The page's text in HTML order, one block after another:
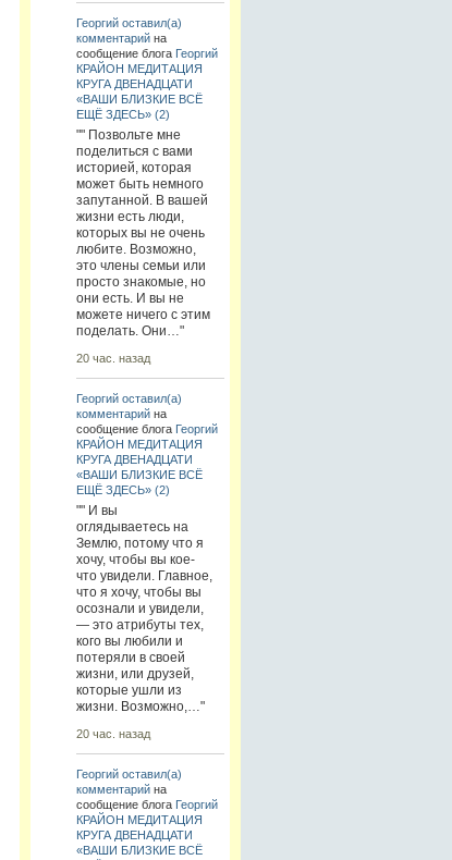
Георгий оставил(а)
комментарийна
сообщение блога Георгий
КРАЙОН МЕДИТАЦИЯ
КРУГА ДВЕНАДЦАТИ
«ВАШИ БЛИЗКИЕ ВСЁ
ЕЩЁ ЗДЕСЬ» (2)
"" Позвольте мне
поделиться с вами
историей, которая
может быть немного
запутанной. В вашей
жизни есть люди,
которых вы не очень
любите. Возможно,
это члены семьи или
просто знакомые, но
они есть. И вы не
можете ничего с этим
поделать. Они…"
20 час. назад
Георгий оставил(а)
комментарийна
сообщение блога Георгий
КРАЙОН МЕДИТАЦИЯ
КРУГА ДВЕНАДЦАТИ
«ВАШИ БЛИЗКИЕ ВСЁ
ЕЩЁ ЗДЕСЬ» (2)
"" И вы
оглядываетесь на
Землю, потому что я
хочу, чтобы вы кое-
что увидели. Главное,
что я хочу, чтобы вы
осознали и увидели,
— это атрибуты тех,
кого вы любили и
потеряли в своей
жизни, или друзей,
которые ушли из
жизни. Возможно,…"
20 час. назад
Георгий оставил(а)
комментарийна
сообщение блога Георгий
КРАЙОН МЕДИТАЦИЯ
КРУГА ДВЕНАДЦАТИ
«ВАШИ БЛИЗКИЕ ВСЁ